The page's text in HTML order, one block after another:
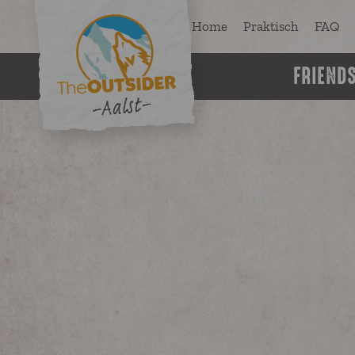
Home Praktisch FAQ
Kajak